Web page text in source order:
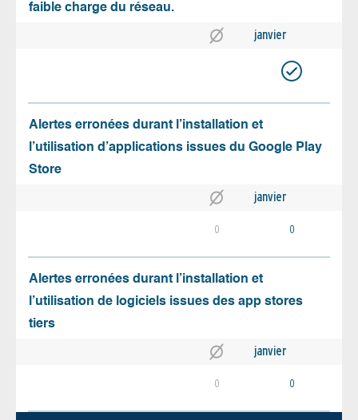
faible charge du réseau.
janvier
Alertes erronées durant l’installation et
l’utilisation d’applications issues du Google Play
Store
janvier
0 0
Alertes erronées durant l’installation et
l’utilisation de logiciels issues des app stores
tiers
janvier
0 0